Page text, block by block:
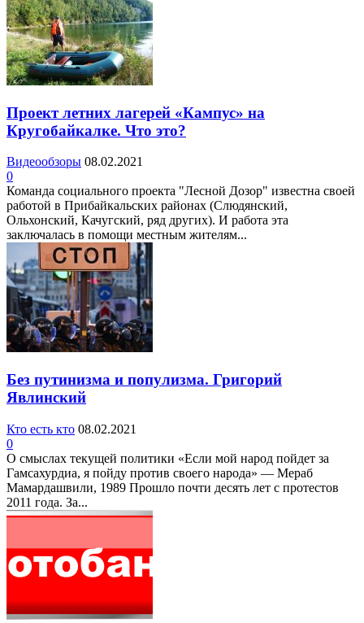
Проект летних лагерей «Кампус» на
Кругобайкалке. Что это?
Видеообзоры 08.02.2021
0
Команда социального проекта "Лесной Дозор" известна своей
работой в Прибайкальских районах (Слюдянский,
Ольхонский, Качугский, ряд других). И работа эта
заключалась в помощи местным жителям...
Без путинизма и популизма. Григорий
Явлинский
Кто есть кто 08.02.2021
0
О смыслах текущей политики «Если мой народ пойдет за
Гамсахурдиа, я пойду против своего народа» — Мераб
Мамардашвили, 1989 Прошло почти десять лет с протестов
2011 года. За...